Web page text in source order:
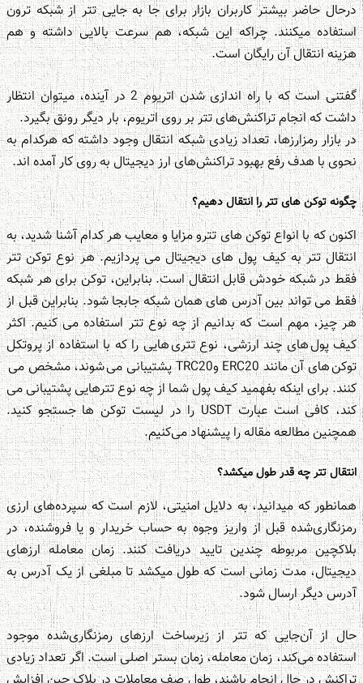
درحال حاضر بیشتر کاربران بازار برای جا به جایی تتر از شبکه ترون
استفاده میکنند. چراکه این شبکه، هم سرعت بالایی داشته و هم
هزینه انتقال آن رایگان است.
گفتنی است که با راه اندازی شدن اتریوم 2 در آینده، میتوان انتظار
داشت که انجام تراکنش‌های تتر بر روی اتریوم، بار دیگر رونق بگیرد.
در بازار رمزارزها، تعداد زیادی شبکه انتقال وجود داشته که هرکدام به
نحوی با هدف رفع بهبود تراکنش‎‌های ارز دیجیتال به روی کار آمده اند.
چگونه توکن های تتر را انتقال دهیم؟
اکنون که با انواع توکن های تترو مزایا و معایب هر کدام آشنا شدید، به
انتقال تتر به کیف پول های دیجیتال می پردازیم. هر نوع توکن تتر
فقط در شبکه خودش قابل انتقال است. بنابراین، توکن برای هر شبکه
فقط می تواند بین آدرس های همان شبکه جابجا شود. بنابراین قبل از
هر چیز، مهم است که بدانیم از چه نوع تتر استفاده می کنیم. اکثر
کیف پول های چند ارزشی، نوع تتری هایی را که با استفاده از پروتکل
توکن های آن مانند ERC20 وTRC20 پشتیبانی می شوند، مشخص می
کنند. برای اینکه بفهمید کیف پول شما از چه نوع تترهایی پشتیبانی می
کند، کافی است عبارت USDT را در لیست توکن ها جستجو کنید.
همچنین مطالعه مقاله را پیشنهاد می‌کنیم.
انتقال تتر چه قدر طول می‎کشد؟
همانطور که می‏دانید، به دلایل امنیتی، لازم است که سپرده‌های ارزی
رمزنگاری‌شده قبل از واریز وجوه به حساب خریدار و یا فروشنده، در
بلاکچین مربوطه چندین تایید دریافت ‌کنند. زمان معامله ارزهای
دیجیتال، مدت زمانی است که طول میکشد تا مبلغی از یک آدرس به
آدرس دیگر ارسال شود.
حال از آن‌جایی که تتر از زیرساخت ارزهای رمزنگاری‌شده موجود
استفاده می‌کند، زمان معامله، زمان بستر اصلی است. اگر تعداد زیادی